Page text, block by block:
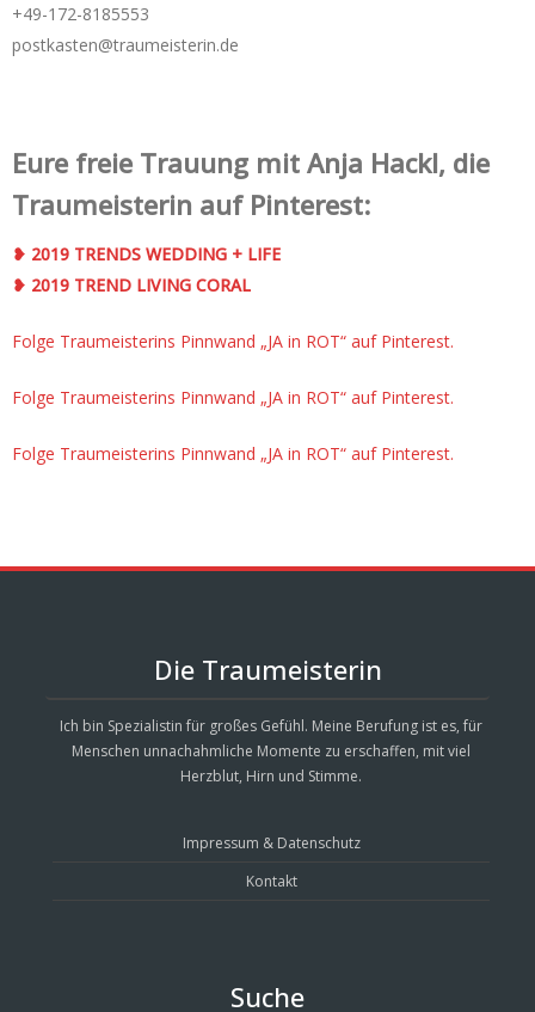
+49-172-­8185553
postkasten@traumeisterin.de
Eure freie Trauung mit Anja Hackl, die
Traumeisterin auf Pinterest:
❥ 2019 TRENDS WEDDING + LIFE
❥ 2019 TREND LIVING CORAL
Folge Traumeisterins Pinnwand „JA in ROT“ auf Pinterest.
Folge Traumeisterins Pinnwand „JA in ROT“ auf Pinterest.
Folge Traumeisterins Pinnwand „JA in ROT“ auf Pinterest.
Die Traumeisterin
Ich bin Spezialistin für großes Gefühl. Meine Berufung ist es, für
Menschen unnachahmliche Momente zu erschaffen, mit viel
Herzblut, Hirn und Stimme.
Impressum & Datenschutz
Kontakt
Suche